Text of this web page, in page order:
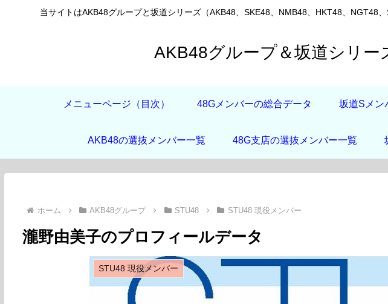
当サイトはAKB48グループと坂道シリーズ（AKB48、SKE48、NMB48、HKT48、NGT48
AKB48グループ＆坂道シリ
メニューページ（目次） 48Gメンバーの総合データ 坂道Sメン
AKB48の選抜メンバー一覧 48G支店の選抜メンバー一覧
ホーム AKB48グループ STU48 STU48 現役メンバー
瀧野由美子のプロフィールデータ
STU48 現役メンバー